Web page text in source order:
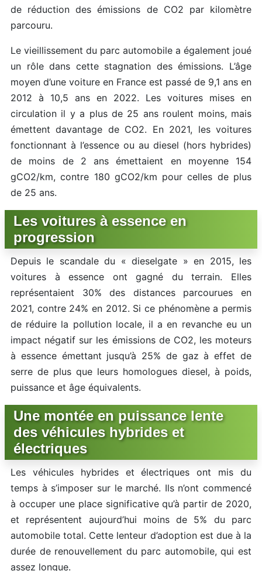
de réduction des émissions de CO2 par kilomètre
parcouru.
Le vieillissement du parc automobile a également joué
un rôle dans cette stagnation des émissions. L’âge
moyen d’une voiture en France est passé de 9,1 ans en
2012 à 10,5 ans en 2022. Les voitures mises en
circulation il y a plus de 25 ans roulent moins, mais
émettent davantage de CO2. En 2021, les voitures
fonctionnant à l’essence ou au diesel (hors hybrides)
de moins de 2 ans émettaient en moyenne 154
gCO2/km, contre 180 gCO2/km pour celles de plus
de 25 ans.
Les voitures à essence en
progression
Depuis le scandale du « dieselgate » en 2015, les
voitures à essence ont gagné du terrain. Elles
représentaient 30% des distances parcourues en
2021, contre 24% en 2012. Si ce phénomène a permis
de réduire la pollution locale, il a en revanche eu un
impact négatif sur les émissions de CO2, les moteurs
à essence émettant jusqu’à 25% de gaz à effet de
serre de plus que leurs homologues diesel, à poids,
puissance et âge équivalents.
Une montée en puissance lente
des véhicules hybrides et
électriques
Les véhicules hybrides et électriques ont mis du
temps à s’imposer sur le marché. Ils n’ont commencé
à occuper une place significative qu’à partir de 2020,
et représentent aujourd’hui moins de 5% du parc
automobile total. Cette lenteur d’adoption est due à la
durée de renouvellement du parc automobile, qui est
assez longue.